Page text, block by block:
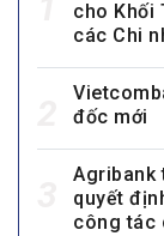
cho Khối
các Chi
đốc mới
Agribank
quyết
công tác